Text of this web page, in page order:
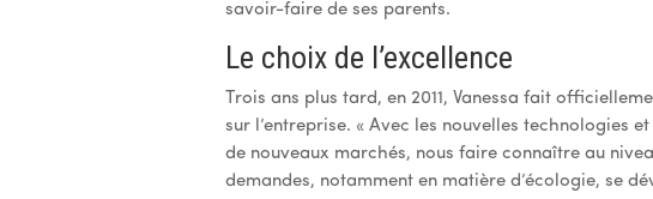
savoir-faire de ses parents.
Le choix de l’excellence
Trois ans plus tard, en 2011, Vanessa fait
sur l’entreprise. « Avec les nouvelles technologies
de nouveaux marchés, nous faire connaître au
demandes, notamment en matière d’écologie, se